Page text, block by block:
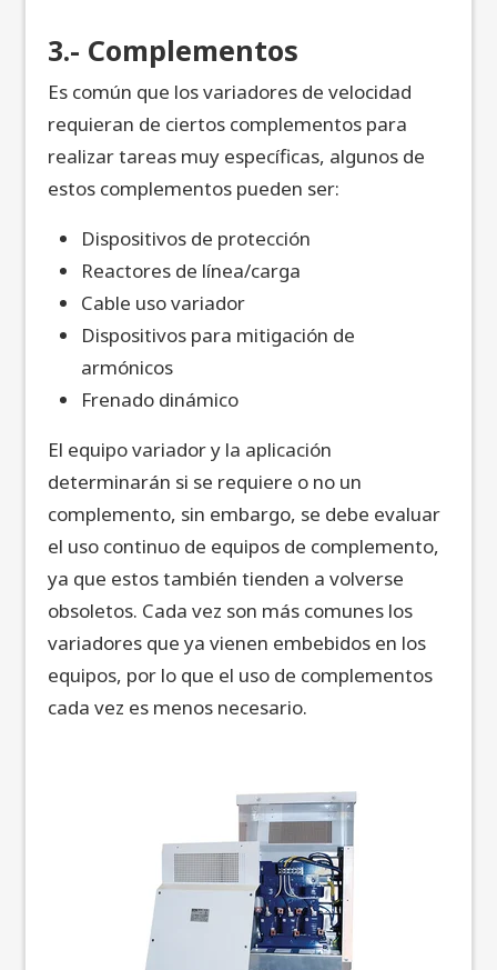
3.- Complementos
Es común que los variadores de velocidad
requieran de ciertos complementos para
realizar tareas muy específicas, algunos de
estos complementos pueden ser:
Dispositivos de protección
Reactores de línea/carga
Cable uso variador
Dispositivos para mitigación de
armónicos
Frenado dinámico
El equipo variador y la aplicación
determinarán si se requiere o no un
complemento, sin embargo, se debe evaluar
el uso continuo de equipos de complemento,
ya que estos también tienden a volverse
obsoletos. Cada vez son más comunes los
variadores que ya vienen embebidos en los
equipos, por lo que el uso de complementos
cada vez es menos necesario.